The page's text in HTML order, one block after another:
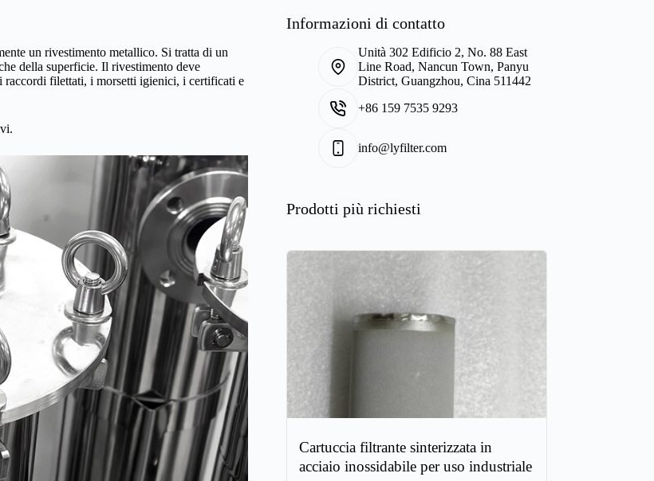
un rivestimento metallico. Si tratta di un
della superficie. Il rivestimento deve
raccordi filettati, i morsetti igienici, i certificati e
Informazioni di contatto
Unità 302 Edificio 2, No. 88 East
Line Road, Nancun Town, Panyu
District, Guangzhou, Cina 511442
+86 159 7535 9293
info@lyfilter.com
Prodotti più richiesti
Cartuccia filtrante sinterizzata in
acciaio inossidabile per uso industriale